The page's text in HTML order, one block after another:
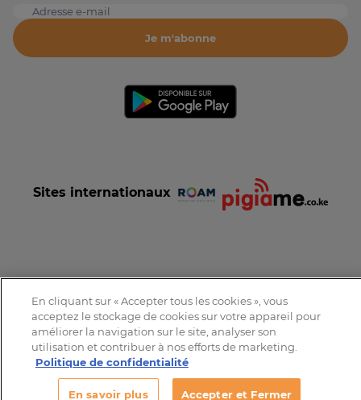
Adresse e-mail
Je m'abonne
Sites internationaux
Tous droits réservés © 2016-2026 Expat-Dakar
En cliquant sur « Accepter tous les cookies », vous
acceptez le stockage de cookies sur votre appareil pour
améliorer la navigation sur le site, analyser son
utilisation et contribuer à nos efforts de marketing.
Politique de confidentialité
En savoir plus Accepter et Fermer